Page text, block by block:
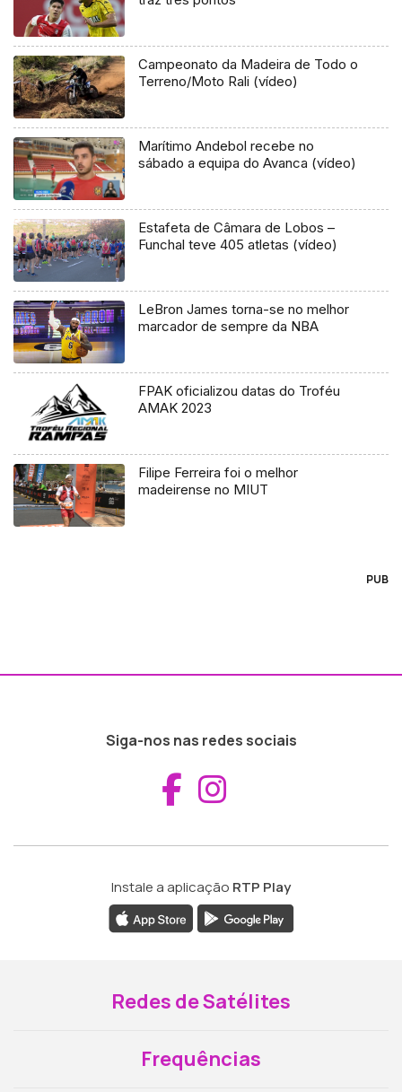
Campeonato da Madeira de Todo o
Terreno/Moto Rali (vídeo)
Marítimo Andebol recebe no
sábado a equipa do Avanca (vídeo)
Estafeta de Câmara de Lobos –
Funchal teve 405 atletas (vídeo)
LeBron James torna-se no melhor
marcador de sempre da NBA
FPAK oficializou datas do Troféu
AMAK 2023
Filipe Ferreira foi o melhor
madeirense no MIUT
PUB
Siga-nos nas redes sociais
Aceder ao
Instale a aplicação RTP Play
Redes de Satélites
Frequências